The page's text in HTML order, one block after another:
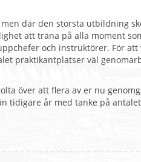
där den största utbildning
att träna på alla moment
och instruktörer. För att
praktikantplatser väl
över att flera av er nu
tidigare år med tanke på